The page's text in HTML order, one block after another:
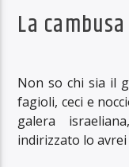
La
Non so chi sia il
fagioli, ceci e
galera
indirizzato lo